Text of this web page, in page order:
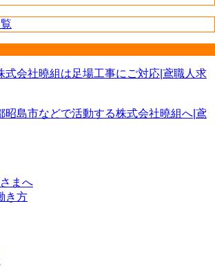
昭島市などで活動する株式会社曉組へ|鳶
まへ
き方